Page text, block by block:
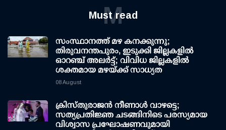
Must read
M
സംസ്ഥാനത്ത് മഴ കനക്കുന്നു;
തിരുവനന്തപുരം, ഇടുക്കി ജില്ലകളിൽ
ഓറഞ്ച് അലർട്ട്; വിവിധ ജില്ലകളിൽ
ശക്തമായ മഴയ്ക്ക് സാധ്യത
08 August
ക്രിസ്തുരാജൻ നീണാൾ വാഴട്ടെ;
സത്യപ്രതിജ്ഞ ചടങ്ങിനിടെ പരസ്യമായ
വിശ്വാസ പ്രഘോഷണവുമായി